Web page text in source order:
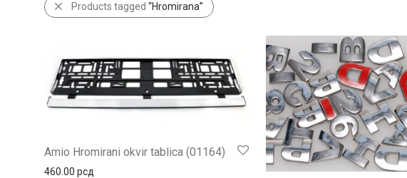
Products tagged “Hromirana”
Amio Hromirani okvir tablica (01164)
460.00 рсд